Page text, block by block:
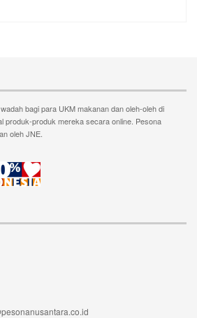
bagi para UKM makanan dan oleh-oleh di
produk-produk mereka secara online. Pesona
oleh JNE.